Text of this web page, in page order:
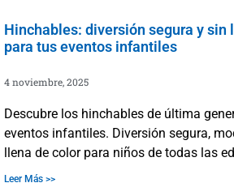
Hinchables: diversión segura y sin
para tus eventos infantiles
4 noviembre, 2025
Descubre los hinchables de última
eventos infantiles. Diversión segura,
llena de color para niños de todas las
Leer Más >>